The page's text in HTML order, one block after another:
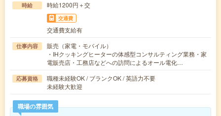
時給 時給1200円＋交
交通費
交通費支給有
仕事内容
販売（家電・モバイル）
・IHクッキングヒーターの体感型コンサルティング業務・家
電販売店・工務店などへの訪問によるオール電化…
応募資格
職種未経験OK / ブランクOK / 英語力不要
未経験大歓迎
職場の雰囲気